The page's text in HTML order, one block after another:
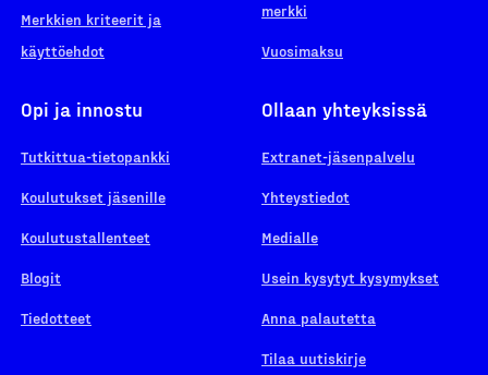
Merkkien kriteerit ja
käyttöehdot
merkki
Vuosimaksu
Opi ja innostu
Tutkittua-tietopankki
Koulutukset jäsenille
Koulutustallenteet
Blogit
Tiedotteet
Ollaan yhteyksissä
Extranet-jäsenpalvelu
Yhteystiedot
Medialle
Usein kysytyt kysymykset
Anna palautetta
Tilaa uutiskirje